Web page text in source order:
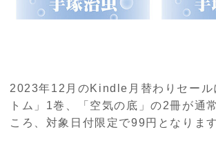
2023年12月のKindle月替わりセール
トム」1巻、「空気の底」の2冊が通
ころ、対象日付限定で99円となります